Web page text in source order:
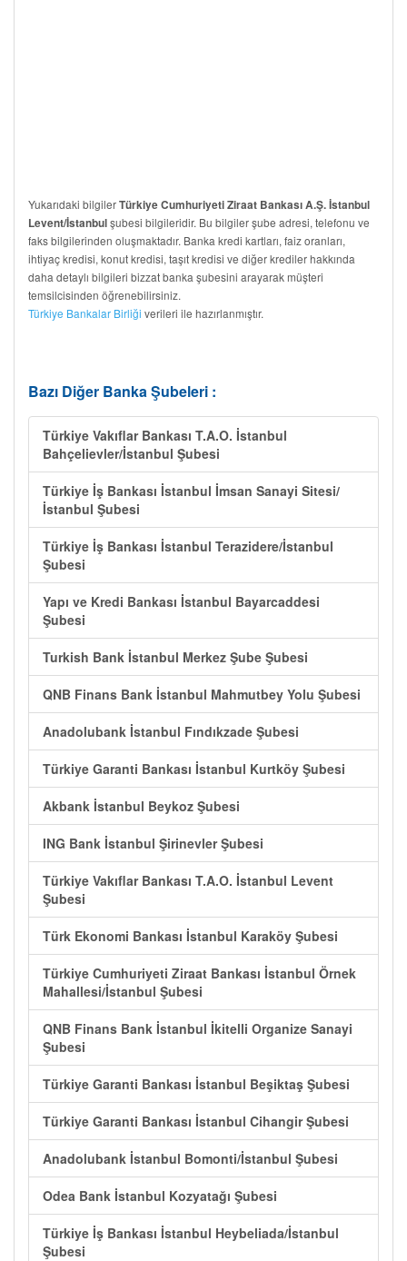
Yukarıdaki bilgilerTürkiye Cumhuriyeti Ziraat Bankası A.Ş. İstanbul
Levent/İstanbulşubesi bilgileridir. Bu bilgiler şube adresi, telefonu ve
faks bilgilerinden oluşmaktadır. Banka kredi kartları, faiz oranları,
ihtiyaç kredisi, konut kredisi, taşıt kredisi ve diğer krediler hakkında
daha detaylı bilgileri bizzat banka şubesini arayarak müşteri
temsilcisinden öğrenebilirsiniz.
Türkiye Bankalar Birliği verileri ile hazırlanmıştır.
Bazı Diğer Banka Şubeleri :
Türkiye Vakıflar Bankası T.A.O. İstanbul
Bahçelievler/İstanbul Şubesi
Türkiye İş Bankası İstanbul İmsan Sanayi Sitesi/
İstanbul Şubesi
Türkiye İş Bankası İstanbul Terazidere/İstanbul
Şubesi
Yapı ve Kredi Bankası İstanbul Bayarcaddesi
Şubesi
Turkish Bank İstanbul Merkez Şube Şubesi
QNB Finans Bank İstanbul Mahmutbey Yolu Şubesi
Anadolubank İstanbul Fındıkzade Şubesi
Türkiye Garanti Bankası İstanbul Kurtköy Şubesi
Akbank İstanbul Beykoz Şubesi
ING Bank İstanbul Şirinevler Şubesi
Türkiye Vakıflar Bankası T.A.O. İstanbul Levent
Şubesi
Türk Ekonomi Bankası İstanbul Karaköy Şubesi
Türkiye Cumhuriyeti Ziraat Bankası İstanbul Örnek
Mahallesi/İstanbul Şubesi
QNB Finans Bank İstanbul İkitelli Organize Sanayi
Şubesi
Türkiye Garanti Bankası İstanbul Beşiktaş Şubesi
Türkiye Garanti Bankası İstanbul Cihangir Şubesi
Anadolubank İstanbul Bomonti/İstanbul Şubesi
Odea Bank İstanbul Kozyatağı Şubesi
Türkiye İş Bankası İstanbul Heybeliada/İstanbul
Şubesi